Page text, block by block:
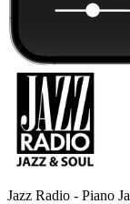
Jazz Radio - Piano